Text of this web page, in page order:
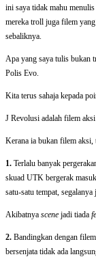
ini saya tidak mahu
mereka troll juga filem
sebaliknya.
Apa yang saya tulis bukan
Polis Evo.
Kita terus sahaja kepada
J Revolusi adalah filem
Kerana ia bukan filem aksi,
1. Terlalu banyak
skuad UTK bergerak
satu-satu tempat,
Akibatnya scene jadi tiada
2. Bandingkan dengan filem
bersenjata tidak ada